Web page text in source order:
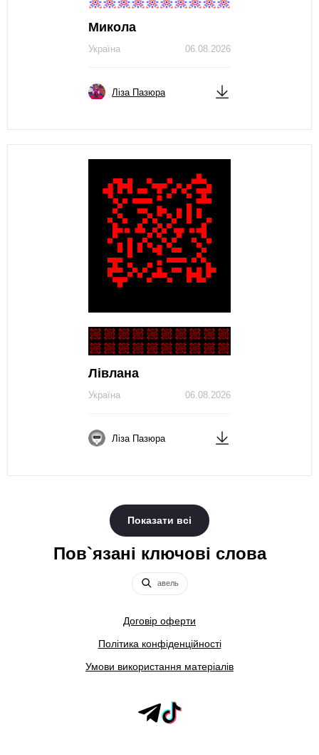
Микола
06.08.2026
Україна
Ліза Пазюра
Лівлана
06.08.2026
Україна
Ліза Пазюра
Показати всі
Пов`язані ключові слова
авель
Договір оферти
Політика конфіденційності
Умови використання матеріалів